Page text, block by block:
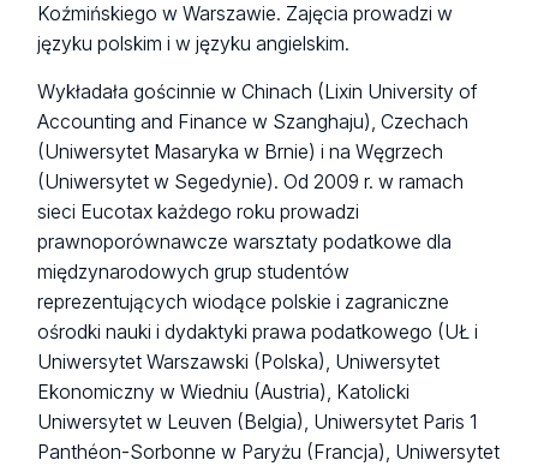
Koźmińskiego w Warszawie. Zajęcia prowadzi w
języku polskim i w języku angielskim.
Wykładała gościnnie w Chinach (Lixin University of
Accounting and Finance w Szanghaju), Czechach
(Uniwersytet Masaryka w Brnie) i na Węgrzech
(Uniwersytet w Segedynie). Od 2009 r. w ramach
sieci Eucotax każdego roku prowadzi
prawnoporównawcze warsztaty podatkowe dla
międzynarodowych grup studentów
reprezentujących wiodące polskie i zagraniczne
ośrodki nauki i dydaktyki prawa podatkowego (UŁ i
Uniwersytet Warszawski (Polska), Uniwersytet
Ekonomiczny w Wiedniu (Austria), Katolicki
Uniwersytet w Leuven (Belgia), Uniwersytet Paris 1
Panthéon-Sorbonne w Paryżu (Francja), Uniwersytet